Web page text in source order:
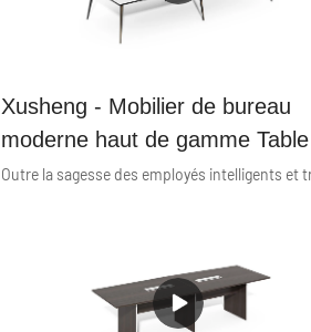
Xusheng - Mobilier de bureau
moderne haut de gamme
réunion et de conférence Série